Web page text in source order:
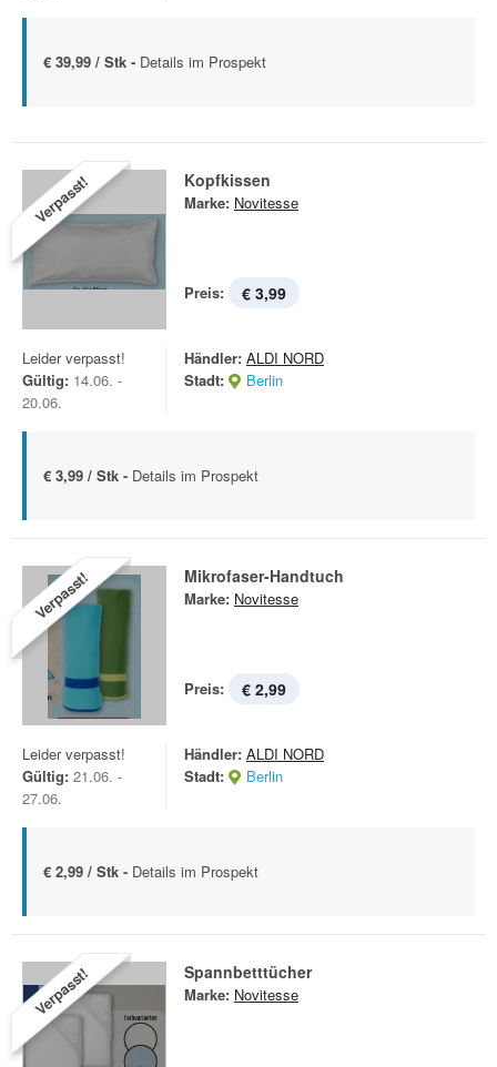
€ 39,99 / Stk - Details im Prospekt
Verpasst! Kopfkissen
Marke: Novitesse
Preis: € 3,99
Leider verpasst!
Gültig: 14.06. -
20.06.
Händler: ALDI NORD
Stadt:
Berlin
€ 3,99 / Stk - Details im Prospekt
Verpasst! Mikrofaser-Handtuch
Marke: Novitesse
Preis: € 2,99
Leider verpasst!
Gültig: 21.06. -
27.06.
Händler: ALDI NORD
Stadt:
Berlin
€ 2,99 / Stk - Details im Prospekt
Verpasst! Spann­betttücher
Marke: Novitesse